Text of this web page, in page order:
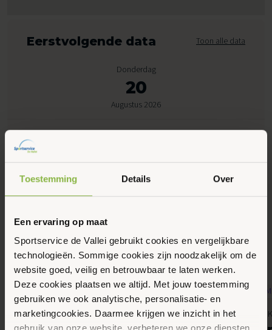
Toestemming Details Over
Een ervaring op maat
Sportservice de Vallei gebruikt cookies en vergelijkbare
technologieën. Sommige cookies zijn noodzakelijk om de
website goed, veilig en betrouwbaar te laten werken.
Deze cookies plaatsen we altijd. Met jouw toestemming
gebruiken we ook analytische, personalisatie- en
marketingcookies. Daarmee krijgen we inzicht in het
Eerstvolgende data Toon alle data
Donderdag
20
Augustus 2026
Gerelateerde activiteiten
10
Augustus 2026
Bewegen, Gemeente Ede, MBVO, Senioren Gemeente Ede,